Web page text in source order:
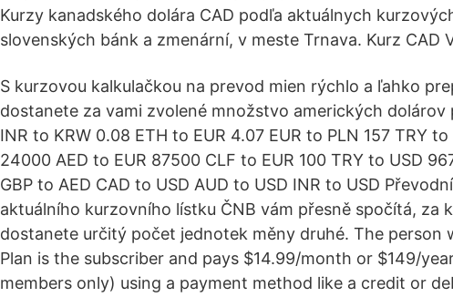
Kurzy kanadského dolára CAD podľa aktuálnych
slovenských bánk a zmenární, v meste Trnava. Kurz CAD
S kurzovou kalkulačkou na prevod mien rýchlo a ľahko
dostanete za vami zvolené množstvo amerických dolárov
INR to KRW 0.08 ETH to EUR 4.07 EUR to PLN 157 TRY
24000 AED to EUR 87500 CLF to EUR 100 TRY to USD
GBP to AED CAD to USD AUD to USD INR to USD
aktuálního kurzovního lístku ČNB vám přesně spočítá, za
dostanete určitý počet jednotek měny druhé. The person
Plan is the subscriber and pays $14.99/month or $149/
members only) using a payment method like a credit or